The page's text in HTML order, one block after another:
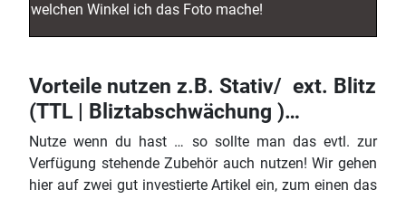
welchen Winkel ich das Foto mache!
Vorteile nutzen z.B. Stativ/ ext. Blitz
(TTL | Bliztabschwächung )…
Nutze wenn du hast … so sollte man das evtl. zur
Verfügung stehende Zubehör auch nutzen! Wir gehen
hier auf zwei gut investierte Artikel ein, zum einen das